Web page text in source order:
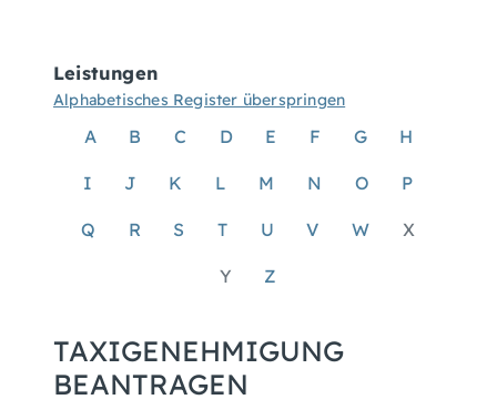
Leistungen
Alphabetisches Register überspringen
A B C D E F G H
I J K L M N O P
Q R S T U V W X
Y Z
TAXIGENEHMIGUNG
BEANTRAGEN